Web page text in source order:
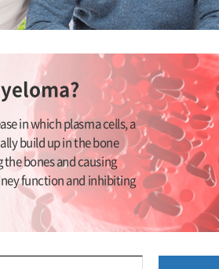
in which plasma cells, a
build up in the bone
bones and causing
function and inhibiting